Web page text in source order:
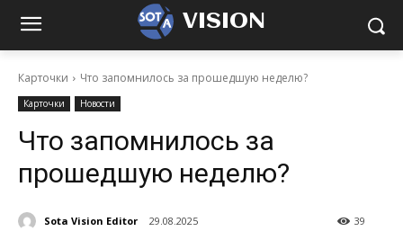
VISION
Карточки Что запомнилось за прошедшую неделю?
Карточки Новости
Что запомнилось за
прошедшую неделю?
Sota Vision Editor 29.08.2025 39